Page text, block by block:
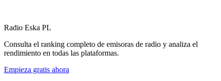
Radio Eska PL
Consulta el ranking completo de emisoras de radio y analiza el
rendimiento en todas las plataformas.
Empieza gratis ahora